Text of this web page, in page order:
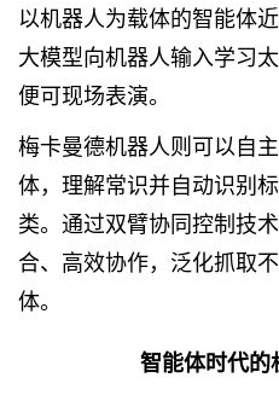
以机器人为载体的智能体
大模型向机器人输入学习
便可现场表演。
梅卡曼德机器人则可以自
体，理解常识并自动识别
类。通过双臂协同控制技
合、高效协作，泛化抓取
体。
智能体时代的